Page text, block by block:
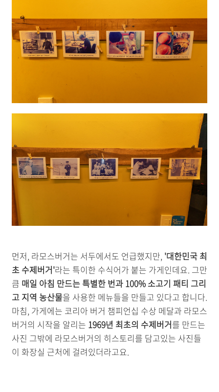
먼저, 라모스버거는 서두에서도 언급했지만, '대한민국 최
초 수제버거'라는 특이한 수식어가 붙는 가게인데요. 그만
큼 매일 아침 만드는 특별한 번과 100% 소고기 패티 그리
고 지역 농산물을 사용한 메뉴들을 만들고 있다고 합니다.
마침, 가게에는 코리아 버거 챔피언십 수상 메달과 라모스
버거의 시작을 알리는 1969년 최초의 수제버거를 만드는
사진 그밖에 라모스버거의 히스토리를 담고있는 사진들
이 화장실 근처에 걸려있더라고요.